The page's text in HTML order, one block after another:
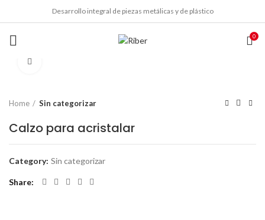
Desarrollo integral de piezas metálicas y de plástico
0
Home Sin categorizar
Calzo para acristalar
Category: Sin categorizar
Share